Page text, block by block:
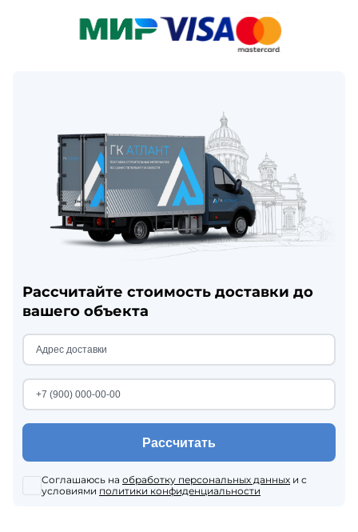
Рассчитайте стоимость доставки до
вашего объекта
Рассчитать
Соглашаюсь на обработку персональных данных и с
условиями политики конфиденциальности